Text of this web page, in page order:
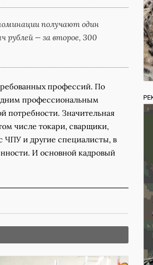
получают один
рублей — за второе, 300
профессий. По
профессиональным
потребности. Значительная
числе токари, сварщики,
ЧПУ и другие специалисты, в
И основной кадровый